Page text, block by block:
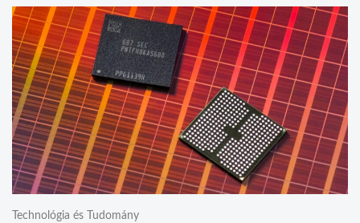
Technológia és Tudomány